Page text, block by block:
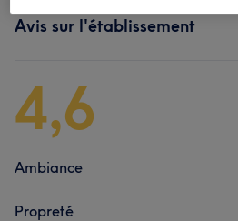
Avis sur l'établissement
4,6
Ambiance
Propreté